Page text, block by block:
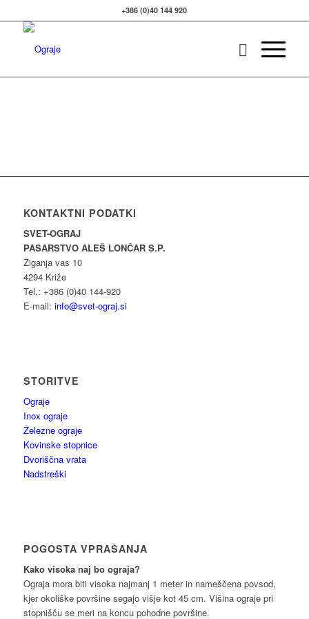
+386 (0)40 144 920
KONTAKTNI PODATKI
SVET-OGRAJ
PASARSTVO ALEŠ LONČAR S.P.
Žiganja vas 10
4294 Križe
Tel.: +386 (0)40 144-920
E-mail: info@svet-ograj.si
STORITVE
Ograje
Inox ograje
Železne ograje
Kovinske stopnice
Dvoriščna vrata
Nadstreški
POGOSTA VPRAŠANJA
Kako visoka naj bo ograja?
Ograja mora biti visoka najmanj 1 meter in nameščena povsod,
kjer okoliške površine segajo višje kot 45 cm. Višina ograje pri
stopnišču se meri na koncu pohodne površine.